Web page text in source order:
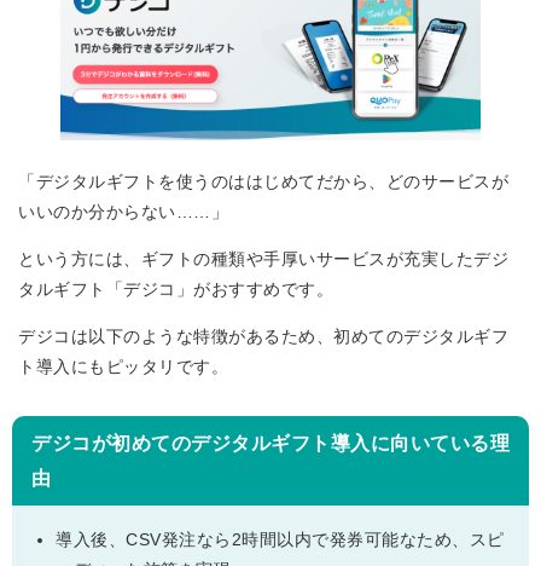
「デジタルギフトを使うのははじめてだから、どのサービスが
いいのか分からない……」
という方には、ギフトの種類や手厚いサービスが充実したデジ
タルギフト「デジコ」がおすすめです。
デジコは以下のような特徴があるため、初めてのデジタルギフ
ト導入にもピッタリです。
デジコが初めてのデジタルギフト導入に向いている理
由
導入後、CSV発注なら2時間以内で発券可能なため、スピ